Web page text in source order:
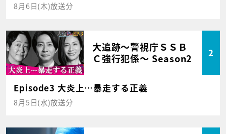
8月6日(木)放送分
大追跡～警視庁ＳＳＢ
Ｃ強行犯係～ Season2
2
Episode3 大炎上…暴走する正義
8月5日(水)放送分